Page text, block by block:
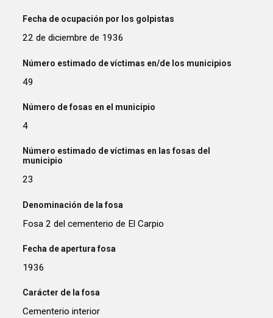
Fecha de ocupación por los golpistas
22 de diciembre de 1936
Número estimado de víctimas en/de los municipios
49
Número de fosas en el municipio
4
Número estimado de víctimas en las fosas del
municipio
23
Denominación de la fosa
Fosa 2 del cementerio de El Carpio
Fecha de apertura fosa
1936
Carácter de la fosa
Cementerio interior